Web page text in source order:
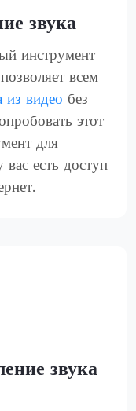
звука
инструмент
всем
из видеобез
этот
для
есть доступ
звука